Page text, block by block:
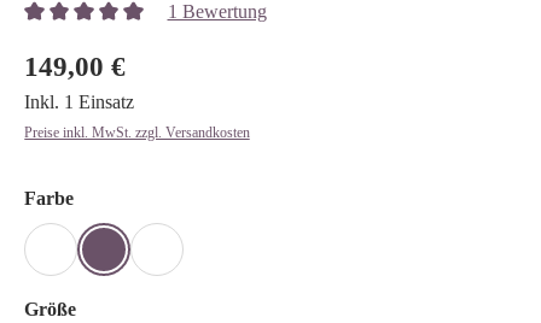
1 Bewertung
149,00 €
Inkl. 1 Einsatz
Preise inkl. MwSt. zzgl. Versandkosten
Farbeauswählen
GRAUMELIERT
SAND SAND-LEO
Größeauswählen